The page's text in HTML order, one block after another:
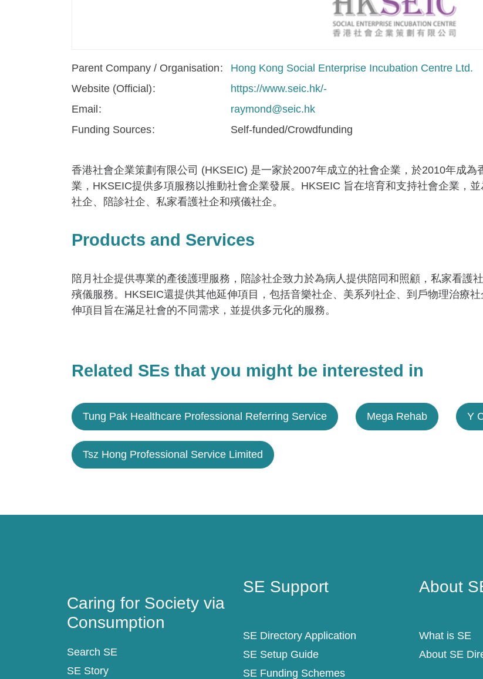
Parent Company / Organisation
Hong Kong Social Enterprise Incubation Centre Ltd.
Website (Official)
https://www.seic.hk/-
Email
raymond@seic.hk
Funding Sources
Self-funded/Crowdfunding
香港社會企業策劃有限公司 (HKSEIC) 是一家於2007年成立的社會企業，於2010年成
業，HKSEIC提供多項服務以推動社會企業發展。HKSEIC 旨在培育和支持社會企業，
社企、陪診社企、私家看護社企和殯儀社企。
Products and Services
陪月社企提供專業的產後護理服務，陪診社企致力於為病人提供陪同和照顧，私家看護
殯儀服務。HKSEIC還提供其他延伸項目，包括音樂社企、美系列社企、到戶物理治療
伸項目旨在滿足社會的不同需求，並提供多元化的服務。
Related SEs that you might be interested in
Tung Pak Healthcare Professional Referring Service Mega Rehab Y
Tsz Hong Professional Service Limited
Caring for Society via
Consumption
Search SE
SE Story
SE Support
SE Directory Application
SE Setup Guide
SE Funding Schemes
About
What is SE
About SE